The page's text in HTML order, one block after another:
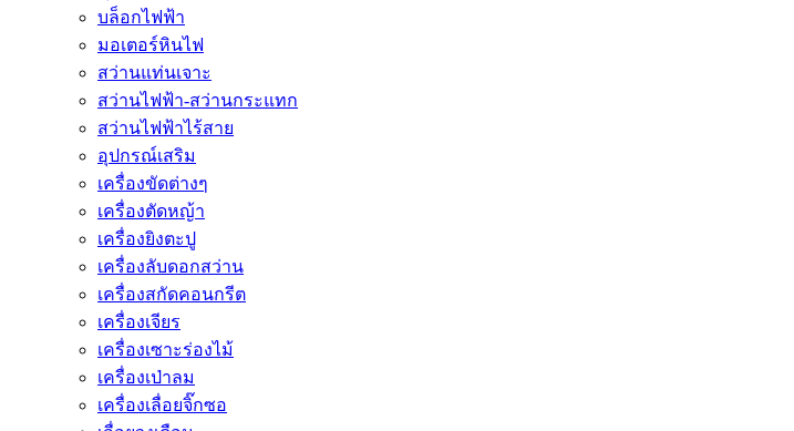
บล็อกไฟฟ้า
มอเตอร์หินไฟ
สว่านแท่นเจาะ
สว่านไฟฟ้า-สว่านกระแทก
สว่านไฟฟ้าไร้สาย
อุปกรณ์เสริม
เครื่องขัดต่างๆ
เครื่องตัดหญ้า
เครื่องยิงตะปู
เครื่องลับดอกสว่าน
เครื่องสกัดคอนกรีต
เครื่องเจียร
เครื่องเซาะร่องไม้
เครื่องเป่าลม
เครื่องเลื่อยจิ๊กซอ